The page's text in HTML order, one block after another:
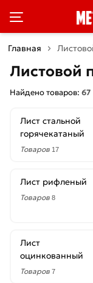
Главная
Листовой
Найдено товаров: 67
Лист стальной
горячекатаный
Товаров 17
Лист рифленый
Товаров 8
Лист
оцинкованный
Товаров 7
Фильтры
×
скидкой
Цена
руб.
2000
мм
2500